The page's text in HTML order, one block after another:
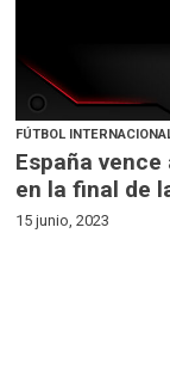
FÚTBOL
España
en la final de
15 junio, 2023